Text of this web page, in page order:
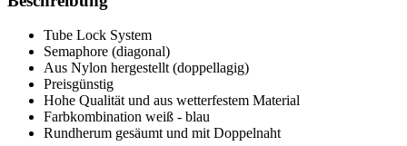
Tube Lock System
Semaphore (diagonal)
Aus Nylon hergestellt (doppellagig)
Preisgünstig
Hohe Qualität und aus wetterfestem Material
Farbkombination weiß - blau
Rundherum gesäumt und mit Doppelnaht